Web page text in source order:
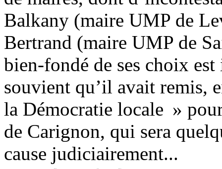
Balkany (maire UMP de
Bertrand (maire UMP de
bien-fondé de ses choix
souvient qu’il avait remis,
la Démocratie locale »
de Carignon, qui sera
cause judiciairement...